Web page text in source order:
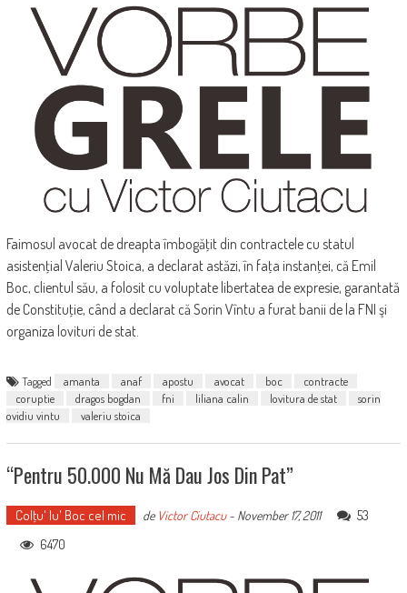
Faimosul avocat de dreapta îmbogăţit din contractele cu statul
asistenţial Valeriu Stoica, a declarat astăzi, în faţa instanţei, că Emil
Boc, clientul său, a folosit cu voluptate libertatea de expresie, garantată
de Constituţie, când a declarat că Sorin Vîntu a furat banii de la FNI şi
organiza lovituri de stat.
Tagged amanta anaf apostu avocat boc
contracte
coruptie
dragos bogdan fni liliana calin lovitura de stat
sorin
ovidiu vintu
valeriu stoica
“Pentru 50.000 Nu Mă Dau Jos Din Pat”
Colţu' lu' Boc cel mic de Victor Ciutacu- November 17, 2011
53
6470